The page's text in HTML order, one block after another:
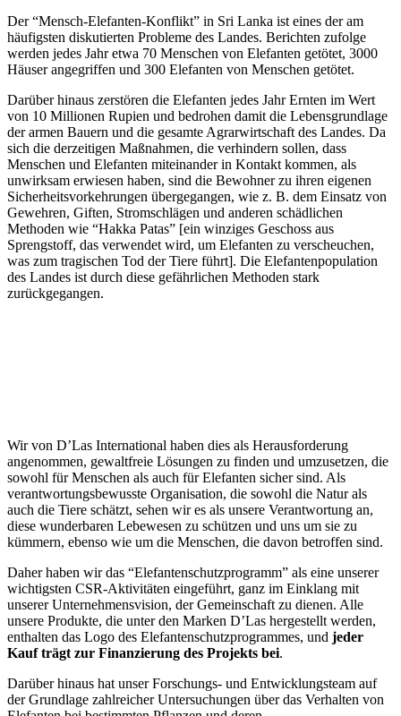
Der “Mensch-Elefanten-Konflikt” in Sri Lanka ist eines der am
häufigsten diskutierten Probleme des Landes. Berichten zufolge
werden jedes Jahr etwa 70 Menschen von Elefanten getötet, 3000
Häuser angegriffen und 300 Elefanten von Menschen getötet.
Darüber hinaus zerstören die Elefanten jedes Jahr Ernten im Wert
von 10 Millionen Rupien und bedrohen damit die Lebensgrundlage
der armen Bauern und die gesamte Agrarwirtschaft des Landes. Da
sich die derzeitigen Maßnahmen, die verhindern sollen, dass
Menschen und Elefanten miteinander in Kontakt kommen, als
unwirksam erwiesen haben, sind die Bewohner zu ihren eigenen
Sicherheitsvorkehrungen übergegangen, wie z. B. dem Einsatz von
Gewehren, Giften, Stromschlägen und anderen schädlichen
Methoden wie “Hakka Patas” [ein winziges Geschoss aus
Sprengstoff, das verwendet wird, um Elefanten zu verscheuchen,
was zum tragischen Tod der Tiere führt]. Die Elefantenpopulation
des Landes ist durch diese gefährlichen Methoden stark
zurückgegangen.
Wir von D’Las International haben dies als Herausforderung
angenommen, gewaltfreie Lösungen zu finden und umzusetzen, die
sowohl für Menschen als auch für Elefanten sicher sind. Als
verantwortungsbewusste Organisation, die sowohl die Natur als
auch die Tiere schätzt, sehen wir es als unsere Verantwortung an,
diese wunderbaren Lebewesen zu schützen und uns um sie zu
kümmern, ebenso wie um die Menschen, die davon betroffen sind.
Daher haben wir das “Elefantenschutzprogramm” als eine unserer
wichtigsten CSR-Aktivitäten eingeführt, ganz im Einklang mit
unserer Unternehmensvision, der Gemeinschaft zu dienen. Alle
unsere Produkte, die unter den Marken D’Las hergestellt werden,
enthalten das Logo des Elefantenschutzprogrammes, und jeder
Kauf trägt zur Finanzierung des Projekts bei.
Darüber hinaus hat unser Forschungs- und Entwicklungsteam auf
der Grundlage zahlreicher Untersuchungen über das Verhalten von